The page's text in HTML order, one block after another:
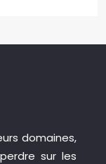
domaines,
sur les